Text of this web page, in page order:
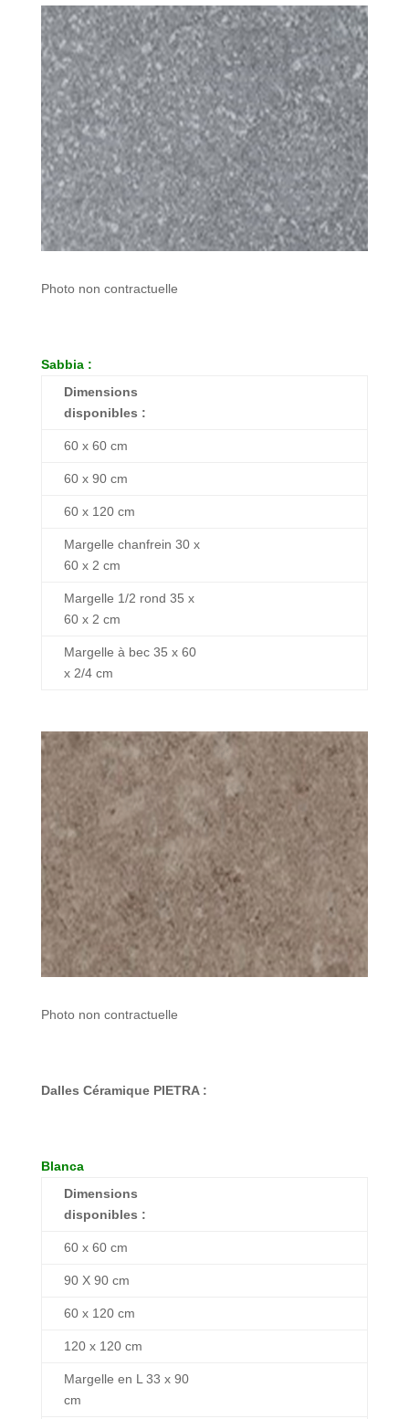
Photo non contractuelle
Sabbia :
Dimensions
disponibles :
60 x 60 cm
60 x 90 cm
60 x 120 cm
Margelle chanfrein 30 x
60 x 2 cm
Margelle 1/2 rond 35 x
60 x 2 cm
Margelle à bec 35 x 60
x 2/4 cm
Photo non contractuelle
Dalles Céramique PIETRA :
Blanca
Dimensions
disponibles :
60 x 60 cm
90 X 90 cm
60 x 120 cm
120 x 120 cm
Margelle en L 33 x 90
cm